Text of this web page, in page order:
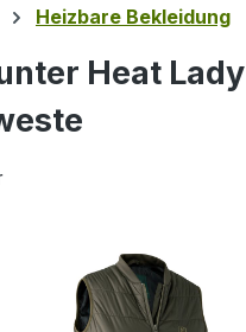
Heizbare Bekleidung
Heat Lady
überspringen